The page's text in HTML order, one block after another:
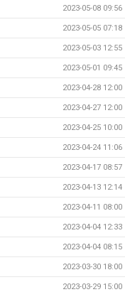
2023-05-08 09:56
2023-05-05 07:18
2023-05-03 12:55
2023-05-01 09:45
2023-04-28 12:00
2023-04-27 12:00
2023-04-25 10:00
2023-04-24 11:06
2023-04-17 08:57
2023-04-13 12:14
2023-04-11 08:00
2023-04-04 12:33
2023-04-04 08:15
2023-03-30 18:00
2023-03-29 15:00